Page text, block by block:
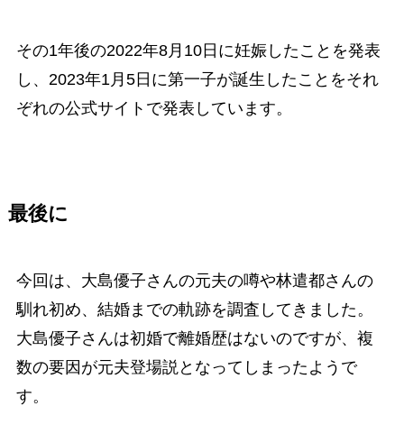
その1年後の2022年8月10日に妊娠したことを発表
し、2023年1月5日に第一子が誕生したことをそれ
ぞれの公式サイトで発表しています。
最後に
今回は、大島優子さんの元夫の噂や林遣都さんの
馴れ初め、結婚までの軌跡を調査してきました。
大島優子さんは初婚で離婚歴はないのですが、複
数の要因が元夫登場説となってしまったようで
す。